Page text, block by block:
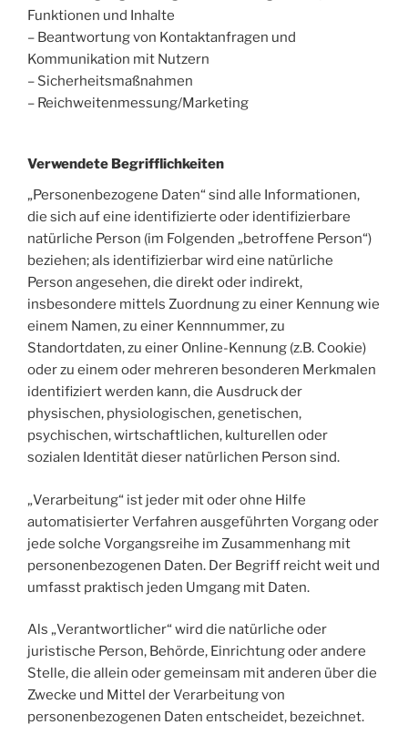
Funktionen und Inhalte
– Beantwortung von Kontaktanfragen und
Kommunikation mit Nutzern
– Sicherheitsmaßnahmen
– Reichweitenmessung/Marketing
Verwendete Begrifflichkeiten
„Personenbezogene Daten“ sind alle Informationen,
die sich auf eine identifizierte oder identifizierbare
natürliche Person (im Folgenden „betroffene Person“)
beziehen; als identifizierbar wird eine natürliche
Person angesehen, die direkt oder indirekt,
insbesondere mittels Zuordnung zu einer Kennung wie
einem Namen, zu einer Kennnummer, zu
Standortdaten, zu einer Online-Kennung (z.B. Cookie)
oder zu einem oder mehreren besonderen Merkmalen
identifiziert werden kann, die Ausdruck der
physischen, physiologischen, genetischen,
psychischen, wirtschaftlichen, kulturellen oder
sozialen Identität dieser natürlichen Person sind.
„Verarbeitung“ ist jeder mit oder ohne Hilfe
automatisierter Verfahren ausgeführten Vorgang oder
jede solche Vorgangsreihe im Zusammenhang mit
personenbezogenen Daten. Der Begriff reicht weit und
umfasst praktisch jeden Umgang mit Daten.
Als „Verantwortlicher“ wird die natürliche oder
juristische Person, Behörde, Einrichtung oder andere
Stelle, die allein oder gemeinsam mit anderen über die
Zwecke und Mittel der Verarbeitung von
personenbezogenen Daten entscheidet, bezeichnet.